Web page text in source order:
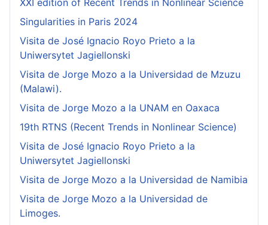
XXI edition of Recent Trends in Nonlinear Science
Singularities in Paris 2024
Visita de José Ignacio Royo Prieto a la
Uniwersytet Jagiellonski
Visita de Jorge Mozo a la Universidad de Mzuzu
(Malawi).
Visita de Jorge Mozo a la UNAM en Oaxaca
19th RTNS (Recent Trends in Nonlinear Science)
Visita de José Ignacio Royo Prieto a la
Uniwersytet Jagiellonski
Visita de Jorge Mozo a la Universidad de Namibia
Visita de Jorge Mozo a la Universidad de
Limoges.